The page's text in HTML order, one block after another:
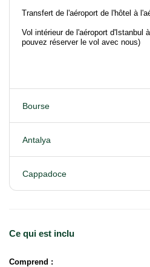
Transfert de l'aéroport de l'hôtel à
Vol intérieur de l'aéroport d'Istanbul
pouvez réserver le vol avec nous)
Bourse
Antalya
Cappadoce
Ce qui est inclu
Comprend :